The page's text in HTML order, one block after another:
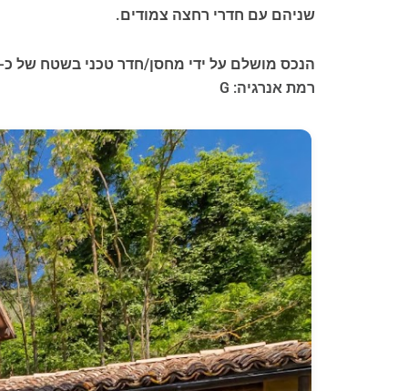
שניהם עם חדרי רחצה צמודים.
הנכס מושלם על ידי מחסן/חדר טכני בשטח של כ-15 מ"ר. הריהוט כלול במחיר.
רמת אנרגיה: G